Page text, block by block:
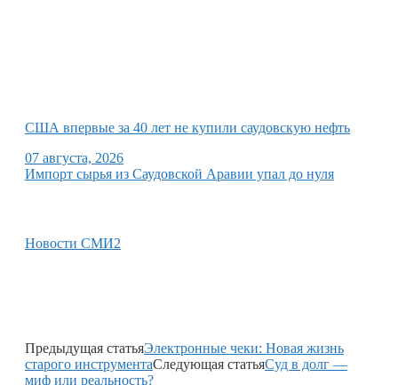
США впервые за 40 лет не купили саудовскую нефть
07 августа, 2026
Импорт сырья из Саудовской Аравии упал до нуля
Новости СМИ2
Предыдущая статьяЭлектронные чеки: Новая жизнь
старого инструментаСледующая статьяСуд в долг —
миф или реальность?